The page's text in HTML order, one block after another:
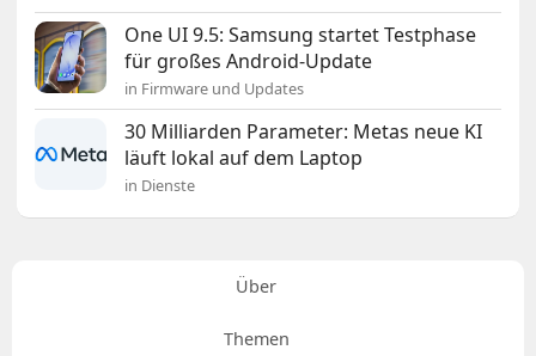
One UI 9.5: Samsung startet Testphase
für großes Android-Update
in Firmware und Updates
30 Milliarden Parameter: Metas neue KI
läuft lokal auf dem Laptop
in Dienste
Über
Themen